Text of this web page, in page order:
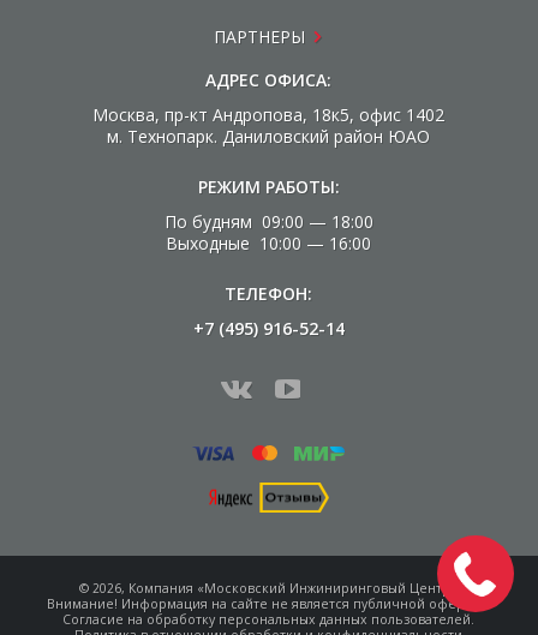
ПАРТНЕРЫ
АДРЕС ОФИСА:
Москва, пр-кт Андропова, 18к5, офис 1402
м. Технопарк. Даниловский район ЮАО
РЕЖИМ РАБОТЫ:
По будням 09:00 — 18:00
Выходные 10:00 — 16:00
ТЕЛЕФОН:
+7 (495) 916-52-14
© 2026, Компания «Московский Инжиниринговый Центр»
Внимание! Информация на сайте не является публичной офертой.
Согласие на обработку персональных данных пользователей.